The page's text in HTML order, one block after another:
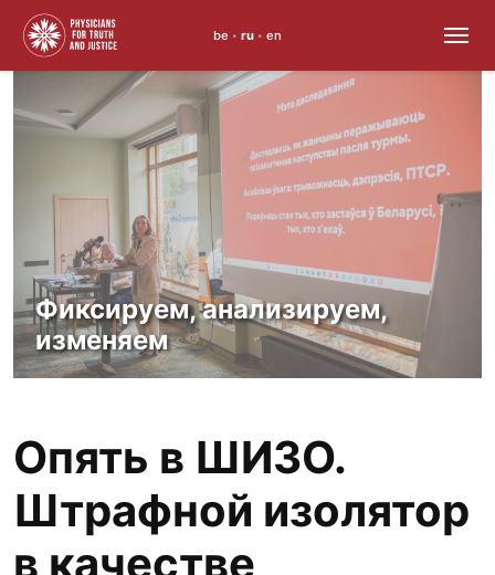
to
content
be • ru • en
Фиксируем, анализируем,
изменяем
Опять в ШИЗО.
Штрафной изолятор
в качестве